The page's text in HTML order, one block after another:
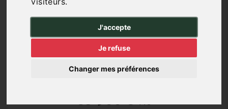
J'accepte
Je refuse
Changer mes préférences
Diesel
Garantie Constructeur
53 900 €TTC